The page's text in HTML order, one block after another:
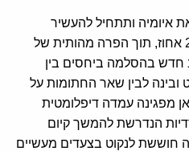
איומיה ותתחיל להעשיר
אורניום לרמה שך 5 אחוז או 20 אחוז, תוך הפרה מהותית של
חדש בהסלמה ביחסים בין
ובינה לבין שאר החתומות על
מפגינה עמדה דיפלומטית
הנדרשת להמשך קיום
חוששת לנקוט בצעדים מעשיים